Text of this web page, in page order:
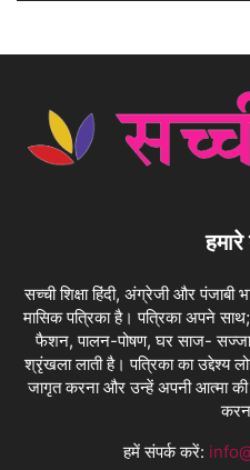
हमारे
सच्ची शिक्षा हिंदी, अंग्रेजी और पंजाबी
मासिक पत्रिका है। पत्रिका अपने
फैशन, पालन-पोषण, घर साज- सज्जा
श्रृंखला लाती है। पत्रिका का उद्देश्य
जागृत करना और उन्हें अपनी आत्मा
हमें संपर्क करें: